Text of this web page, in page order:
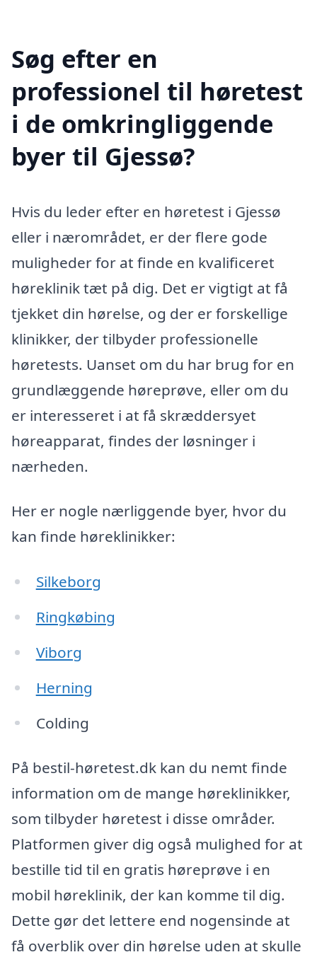
Søg efter en
professionel til høretest
i de omkringliggende
byer til Gjessø?
Hvis du leder efter en høretest i Gjessø
eller i nærområdet, er der flere gode
muligheder for at finde en kvalificeret
høreklinik tæt på dig. Det er vigtigt at få
tjekket din hørelse, og der er forskellige
klinikker, der tilbyder professionelle
høretests. Uanset om du har brug for en
grundlæggende høreprøve, eller om du
er interesseret i at få skræddersyet
høreapparat, findes der løsninger i
nærheden.
Her er nogle nærliggende byer, hvor du
kan finde høreklinikker:
Silkeborg
Ringkøbing
Viborg
Herning
Colding
På bestil-høretest.dk kan du nemt finde
information om de mange høreklinikker,
som tilbyder høretest i disse områder.
Platformen giver dig også mulighed for at
bestille tid til en gratis høreprøve i en
mobil høreklinik, der kan komme til dig.
Dette gør det lettere end nogensinde at
få overblik over din hørelse uden at skulle